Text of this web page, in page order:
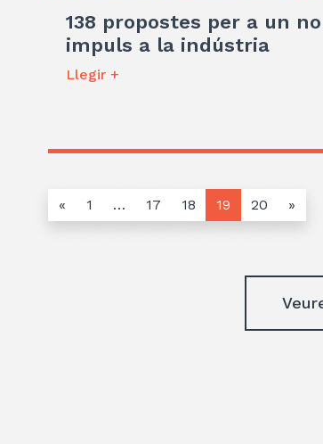
138 propostes per a un
impuls a la indústria
Llegir +
« 1 … 17 18 19 20 »